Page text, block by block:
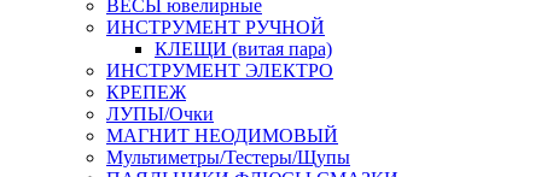
ВЕСЫ ювелирные
ИНСТРУМЕНТ РУЧНОЙ
КЛЕЩИ (витая пара)
ИНСТРУМЕНТ ЭЛЕКТРО
КРЕПЕЖ
ЛУПЫ/Очки
МАГНИТ НЕОДИМОВЫЙ
Мультиметры/Тестеры/Щупы